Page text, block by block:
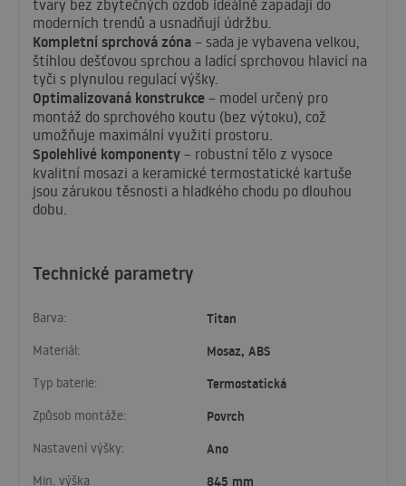
Technické parametry
Barva: Titan
Materiál: Mosaz, ABS
Typ baterie: Termostatická
Způsob montáže: Povrch
Nastavení výšky: Ano
Min. výška 845 mm
tvary bez zbytečných ozdob ideálně zapadají do
moderních trendů a usnadňují údržbu.
Kompletní sprchová zóna – sada je vybavena velkou,
štíhlou dešťovou sprchou a ladící sprchovou hlavicí na
tyči s plynulou regulací výšky.
Optimalizovaná konstrukce – model určený pro
montáž do sprchového koutu (bez výtoku), což
umožňuje maximální využití prostoru.
Spolehlivé komponenty – robustní tělo z vysoce
kvalitní mosazi a keramické termostatické kartuše
jsou zárukou těsnosti a hladkého chodu po dlouhou
dobu.